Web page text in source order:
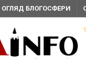
ОГЛЯД БЛОГОСФЕРИ